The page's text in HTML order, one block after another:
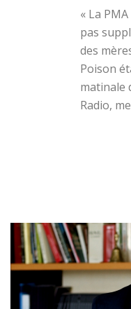
« La
pas
des
Poison
matinale
Radio,